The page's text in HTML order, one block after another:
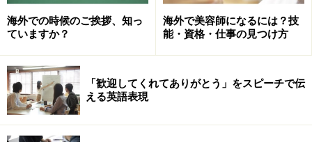
らい、平均所要時間を調査したのです。さて、一位はど
の国？
せっかち度世界一は？
ワイズマン教授の調査によると、最も速かったのは
ガポール（シンガポール）、コペンハーゲン（デンマー
海外での時候のご挨拶、知っ
ていますか？
海外で美容師になるには？技
能・資格・仕事の見つけ方
「歓迎してくれてありがとう」をスピーチで伝
える英語表現